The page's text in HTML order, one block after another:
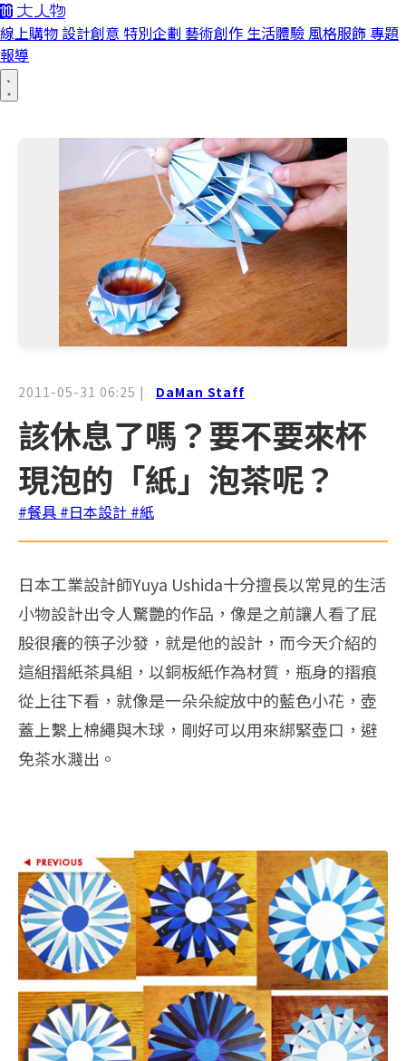
線上購物 設計創意 特別企劃 藝術創作 生活體驗 風格服飾 專題
報導
2011-05-31 06:25 | DaMan Staff
該休息了嗎？要不要來杯
現泡的「紙」泡茶呢？
#餐具 #日本設計 #紙
日本工業設計師Yuya Ushida十分擅長以常見的生活
小物設計出令人驚艷的作品，像是之前讓人看了屁
股很癢的筷子沙發，就是他的設計，而今天介紹的
這組摺紙茶具組，以銅板紙作為材質，瓶身的摺痕
從上往下看，就像是一朵朵綻放中的藍色小花，壺
蓋上繫上棉繩與木球，剛好可以用來綁緊壺口，避
免茶水濺出。